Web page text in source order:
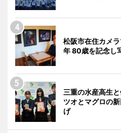
松阪市在住カメ
年 80歳を記念し
三重の水産高生
ツオとマグロの
げ